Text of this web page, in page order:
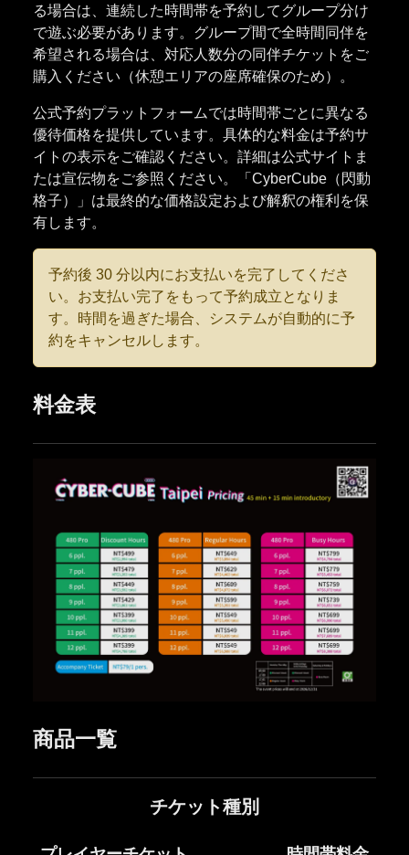
る場合は、連続した時間帯を予約してグループ分け
で遊ぶ必要があります。グループ間で全時間同伴を
希望される場合は、対応人数分の同伴チケットをご
購入ください（休憩エリアの座席確保のため）。
公式予約プラットフォームでは時間帯ごとに異なる
優待価格を提供しています。具体的な料金は予約サ
イトの表示をご確認ください。詳細は公式サイトま
たは宣伝物をご参照ください。「CyberCube（閃動
格子）」は最終的な価格設定および解釈の権利を保
有します。
予約後 30 分以内にお支払いを完了してくださ
い。お支払い完了をもって予約成立となりま
す。時間を過ぎた場合、システムが自動的に予
約をキャンセルします。
料金表
商品一覧
チケット種別